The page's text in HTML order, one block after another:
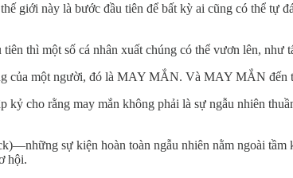
giới này là bước đầu tiên để bất kỳ ai cũng có thể tự
thì một số cá nhân xuất chúng có thể vươn lên,
của một người, đó là MAY MẮN. Và MAY MẮN đến
cho rằng may mắn không phải là sự ngẫu nhiên
sự kiện hoàn toàn ngẫu nhiên nằm ngoài
hội.